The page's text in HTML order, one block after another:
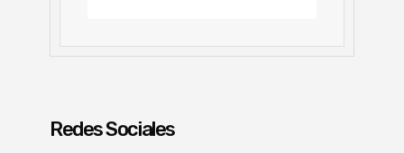
Redes Sociales